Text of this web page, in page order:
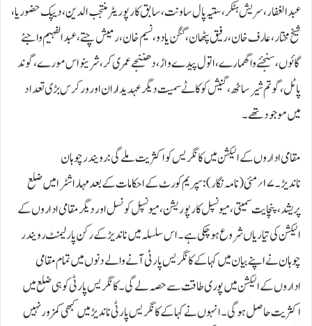
عبدالغفار، سریش ہٹکر، ستیہ پال ساونت،سابق کارپوریٹر منتجب الدین، دیپک حضوریا،
شیخ مختار، عارف خان، رفیق پٹھان، گگن یادو، نسیم خان، رمیش چتے، عبدالفہیم واجئے
گائوں، سنجئے واگھمارے، اتول پیدے واڑ ، دھننجے عمری کر، شرینواس مورے، گوند
پاٹل، گوتم شیرساٹھ ، گنیش کوکاٹے سمیت دیگر عہدیداران اور ورکرس بڑی تعداد
میں موجود تھے۔
مقامی اداروں کے الیکشن میں کانگریس کو اکثریت ملے گی : رویند ر چوہان
ناندیڑ۔ ۱۷؍ مئی ( نامہ نگار ):سپریم کورٹ کے احکامات کے بعد مہاراشٹرا میں ضلع
پریشد ، پنچایت سمیتی ، میونسپل کارپوریشن، میونسپل کونسل اور دیگر مقامی اداروں کے
الیکشن کی تیاریاں شروع ہو چکی ہے۔ اس سلسلہ میں ناندیڑ کے رکن پارلیمنٹ رویند ر
چوہان نے اپنے بیان میں کہا کے کانگریس پارٹی آنے والے دنوں میں تمام مقامی
اداروں کے الیکشن میں پوری طاقت سے حصہ لے گی۔ کانگریس پارٹی کو ہی ضلع میں
اکثریت حاصل ہو گی۔ انہوں نے کہا کے کانگریس پارٹی ناندیڑ میں کبھی کمزور نہیں